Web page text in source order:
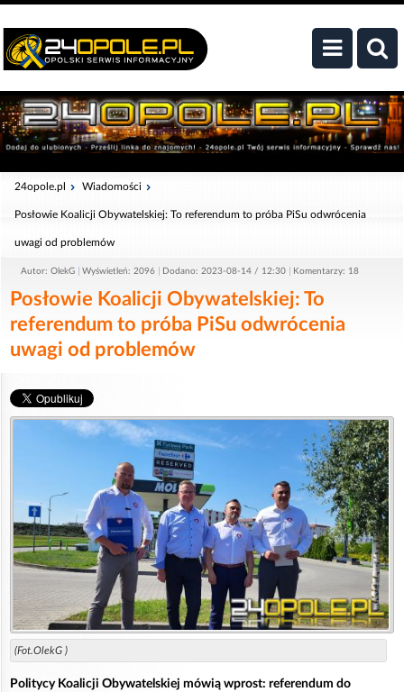
24opole.pl Wiadomości
Posłowie Koalicji Obywatelskiej: To referendum to próba PiSu odwrócenia
uwagi od problemów
Autor: OlekG Wyświetleń: 2096 Dodano: 2023-08-14 / 12:30 Komentarzy: 18
Posłowie Koalicji Obywatelskiej: To
referendum to próba PiSu odwrócenia
uwagi od problemów
(Fot.OlekG )
Politycy Koalicji Obywatelskiej mówią wprost: referendum do